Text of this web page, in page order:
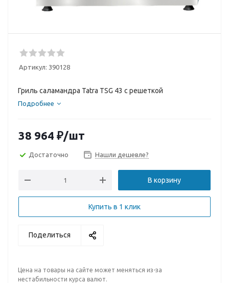
Артикул: 390128
Гриль саламандра Tatra TSG 43 с решеткой
Подробнее
38 964 ₽/шт
Достаточно Нашли дешевле?
В корзину
Купить в 1 клик
Поделиться
Цена на товары на сайте может меняться из-за
нестабильности курса валют.